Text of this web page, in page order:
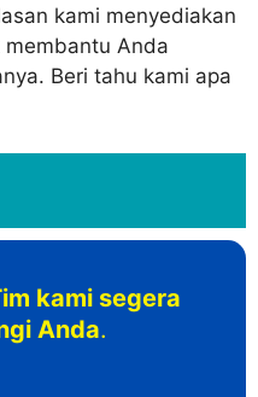
kami menyediakan
membantu Anda
Beri tahu kami apa
kami segera
Anda.